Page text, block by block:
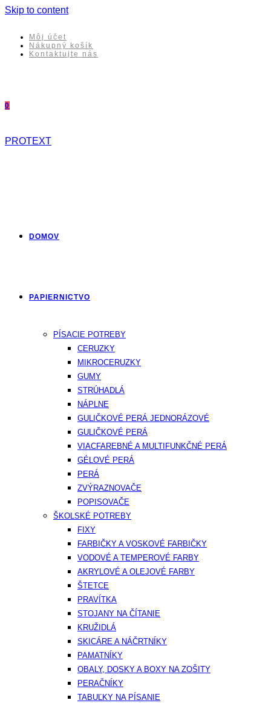
Skip to content
Môj účet
Nákupný košík
Kontaktujte nás
0
PROTEXT
DOMOV
PAPIERNICTVO
PÍSACIE POTREBY
CERUZKY
MIKROCERUZKY
GUMY
STRÚHADLÁ
NÁPLNE
GULIČKOVÉ PERÁ JEDNORÁZOVÉ
GULIČKOVÉ PERÁ
VIACFAREBNÉ A MULTIFUNKČNÉ PERÁ
GÉLOVÉ PERÁ
PERÁ
ZVÝRAZNOVAČE
POPISOVAČE
ŠKOLSKÉ POTREBY
FIXY
FARBIČKY A VOSKOVÉ FARBIČKY
VODOVÉ A TEMPEROVÉ FARBY
AKRYLOVÉ A OLEJOVÉ FARBY
ŠTETCE
PRAVÍTKA
STOJANY NA ČÍTANIE
KRUŽIDLÁ
SKICÁRE A NÁČRTNÍKY
PAMATNÍKY
OBALY, DOSKY A BOXY NA ZOŠITY
PERAČNÍKY
TABUĽKY NA PÍSANIE